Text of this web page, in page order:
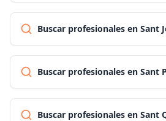
Buscar profesionales en Sant
Buscar profesionales en Sant
Buscar profesionales en Sant